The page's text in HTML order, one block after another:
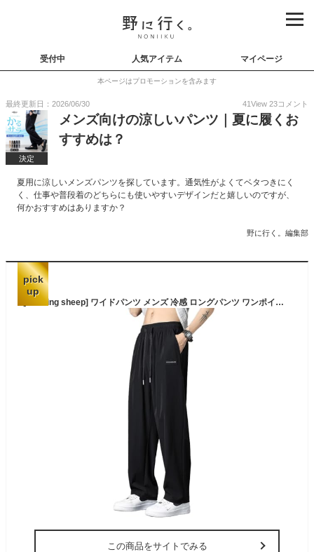
受付中 人気アイテム マイページ
本ページはプロモーションを含みます
最終更新日：2026/06/30 41View 23コメント
決定
メンズ向けの涼しいパンツ｜夏に履くお
すすめは？
夏用に涼しいメンズパンツを探しています。通気性がよくてベタつきにく
く、仕事や普段着のどちらにも使いやすいデザインだと嬉しいのですが、
何かおすすめはありますか？
野に行く。編集部
pick
up
[Running sheep] ワイドパンツ メンズ 冷感 ロングパンツ ワンポイント ゆったり イージーパンツ ジャージ 下 カジュアル 接触冷感 通気速乾 夏服 rs235blk-L
この商品をサイトでみる